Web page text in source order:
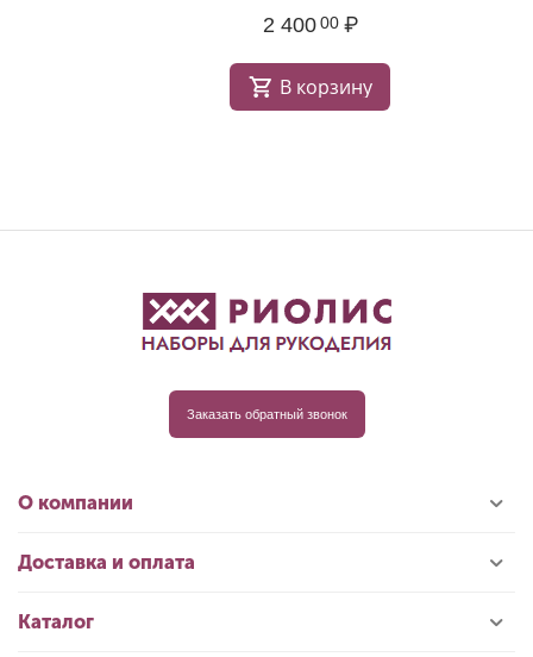
00 ₽
В корзину
Заказать обратный звонок
О компании
Доставка и оплата
Каталог